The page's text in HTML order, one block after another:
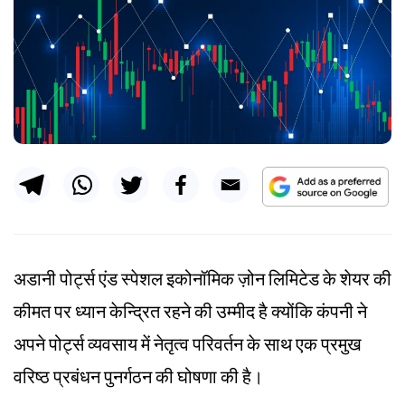
अडानी पोर्ट्स एंड स्पेशल इकोनॉमिक ज़ोन लिमिटेड के शेयर की
कीमत पर ध्यान केन्द्रित रहने की उम्मीद है क्योंकि कंपनी ने
अपने पोर्ट्स व्यवसाय में नेतृत्व परिवर्तन के साथ एक प्रमुख
वरिष्ठ प्रबंधन पुनर्गठन की घोषणा की है।